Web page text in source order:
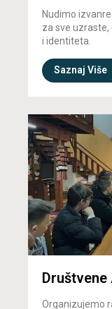
Nudimo
za sve uzraste,
i identiteta.
Saznaj Više
Organizujemo